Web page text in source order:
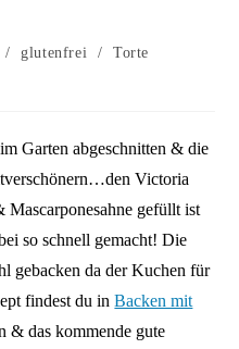
/ glutenfrei /
Torte
Garten abgeschnitten & die
Victoria
Mascarponesahne gefüllt ist
so schnell gemacht! Die
gebacken da der Kuchen für
findest du inBacken mit
& das kommende gute